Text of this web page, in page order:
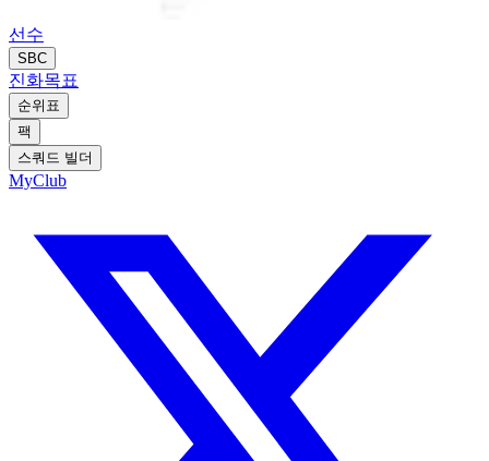
선수
SBC
진화목표
순위표
팩
스쿼드 빌더
MyClub